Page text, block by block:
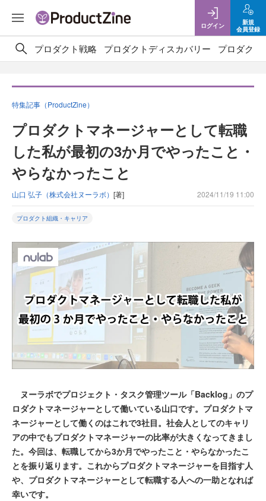
ログイン
新規
会員登録
プロダクト戦略 プロダクトディスカバリー プロダクト
特集記事（ProductZine）
プロダクトマネージャーとして転職
した私が最初の3か月でやったこと・
やらなかったこと
山口 弘子（株式会社ヌーラボ） [著] 2024/11/19 11:00
プロダクト組織・キャリア
ヌーラボでプロジェクト・タスク管理ツール「Backlog」のプ
ロダクトマネージャーとして働いている山口です。プロダクトマ
ネージャーとして働くのはこれで3社目。社会人としてのキャリ
アの中でもプロダクトマネージャーの比率が大きくなってきまし
た。今回は、転職してから3か月でやったこと・やらなかったこ
とを振り返ります。これからプロダクトマネージャーを目指す人
や、プロダクトマネージャーとして転職する人への一助となれば
幸いです。